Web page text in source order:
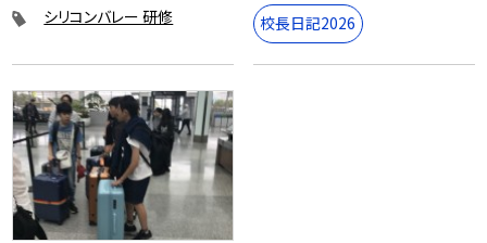
シリコンバレー 研修
校長日記2026